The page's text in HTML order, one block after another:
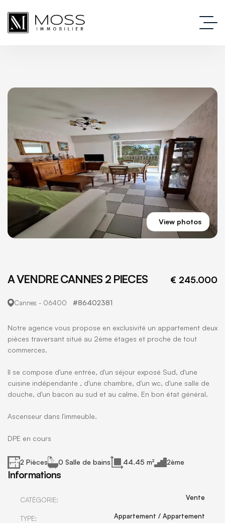
View photos
A VENDRE CANNES 2 PIECES € 245.000
Cannes - 06400 #86402381
Notre agence vous propose en exclusivité un appartement deux
pièces traversant situé au 2éme étages et proche de tout
commerces.
Il se compose d'une entrée, d'un séjour exposé Sud, d'une
cuisine indépendante , d'une chambre, d'un wc, d'une salle de
douche, d'un bacon au sud et au calme. En bon état général.
Ascenseur dans l'immeuble.
DPE en cours
2 Pièces 0 Salle de bains 44.45 m² 2ème
Informations
CATÉGORIE: Vente
TYPE: Appartement / Appartement